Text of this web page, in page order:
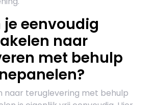
je eenvoudig
naar
met behulp
naar teruglevering met behulp